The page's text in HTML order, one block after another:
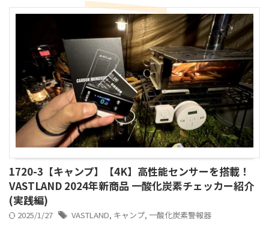
1720-3【キャンプ】【4K】高性能センサーを搭載！
VASTLAND 2024年新商品 一酸化炭素チェッカー紹介
(実践編)
2025/1/27 VASTLAND, キャンプ, 一酸化炭素警報器